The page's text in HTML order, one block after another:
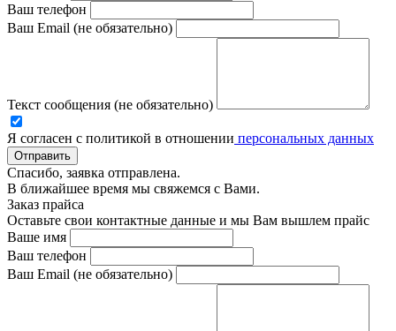
Ваш телефон
Ваш Email (не обязательно)
Текст сообщения (не обязательно)
Я согласен с политикой в отношении персональных данных
Отправить
Спасибо, заявка отправлена.
В ближайшее время мы свяжемся с Вами.
Заказ прайса
Оставьте свои контактные данные и мы Вам вышлем прайс
Ваше имя
Ваш телефон
Ваш Email (не обязательно)